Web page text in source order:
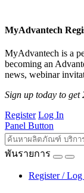
MyAdvantech
MyAdvantech is a
becoming an
news, webinar
Sign up today to get
Register Log In
Panel Button
พันรายการ
Register / Log